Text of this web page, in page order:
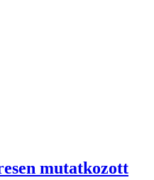
mutatkozott